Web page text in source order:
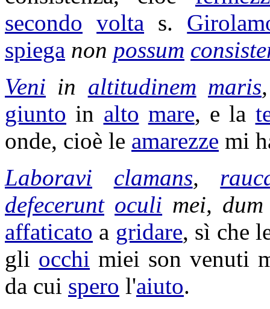
secondo volta s.
spiega non possum
Veni in altitudinem maris
giunto in alto mare, e la
onde, cioè le amarezze mi
Laboravi
clamans,
defecerunt oculi mei,
affaticato a gridare, sì che
gli occhi miei son venuti
da cui spero l'aiuto.